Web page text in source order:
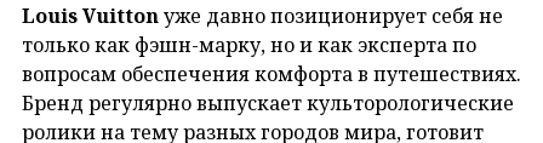
Louis Vuittonуже давно позиционирует себя не
только как фэшн-марку, но и как эксперта по
вопросам обеспечения комфорта в путешествиях.
Бренд регулярно выпускает культорологические
ролики на тему разных городов мира, готовит